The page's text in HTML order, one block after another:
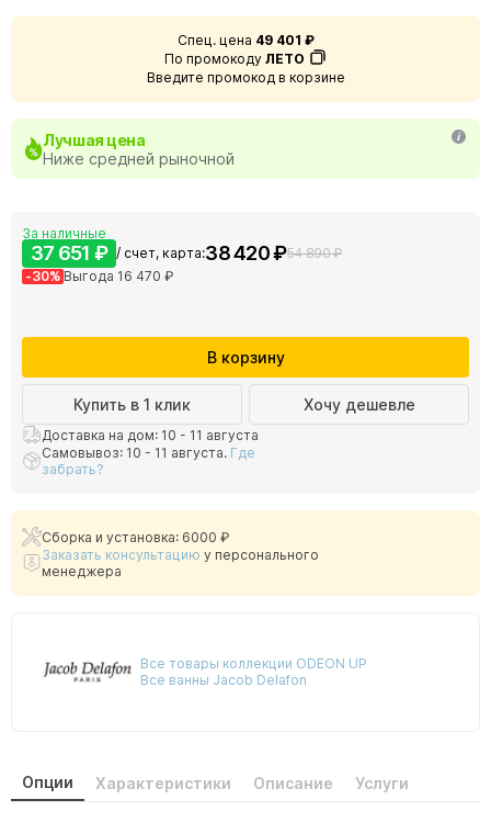
Спец. цена 49 401 ₽
По промокоду ЛЕТО
Введите промокод в корзине
Лучшая цена
Ниже средней рыночной
За наличные
37 651 ₽ / счет, карта:38 420 ₽54 890 ₽
-30% Выгода 16 470 ₽
В корзину
Купить в 1 клик Хочу дешевле
Доставка на дом: 10 - 11 августа
Самовывоз: 10 - 11 августа. Где
забрать?
Сборка и установка: 6000 ₽
Заказать консультацию у персонального
менеджера
Все товары коллекции ODEON UP
Все ванны Jacob Delafon
Опции Характеристики Описание Услуги